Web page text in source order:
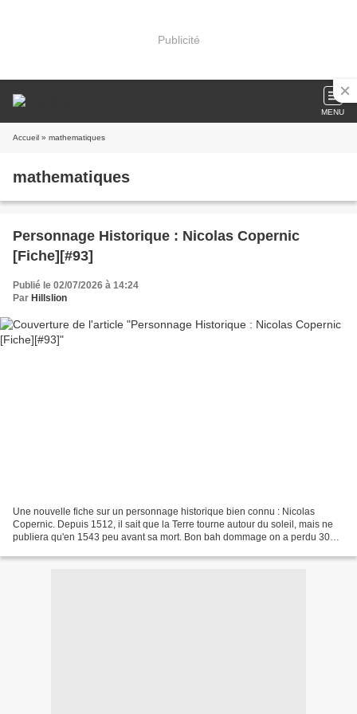
Publicité
MENU
Accueil » mathematiques
mathematiques
Personnage Historique : Nicolas Copernic
[Fiche][#93]
Publié le 02/07/2026 à 14:24
Par Hillslion
Une nouvelle fiche sur un personnage historique bien connu : Nicolas
Copernic. Depuis 1512, il sait que la Terre tourne autour du soleil, mais ne
publiera qu'en 1543 peu avant sa mort. Bon bah dommage on a perdu 30